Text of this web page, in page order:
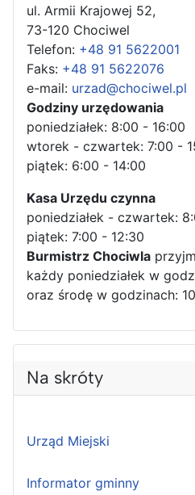
ul. Armii Krajowej 52,
73-120 Chociwel
Telefon: +48 91 5622001
Faks: +48 91 5622076
e-mail: urzad@chociwel.pl
Godziny urzędowania
poniedziałek: 8:00 - 16:00
wtorek - czwartek: 7:00 -
piątek: 6:00 - 14:00
Kasa Urzędu czynna
poniedziałek - czwartek:
piątek: 7:00 - 12:30
Burmistrz Chociwla
każdy poniedziałek w
oraz środę w godzinach:
Na skróty
Urząd Miejski
Informator gminny